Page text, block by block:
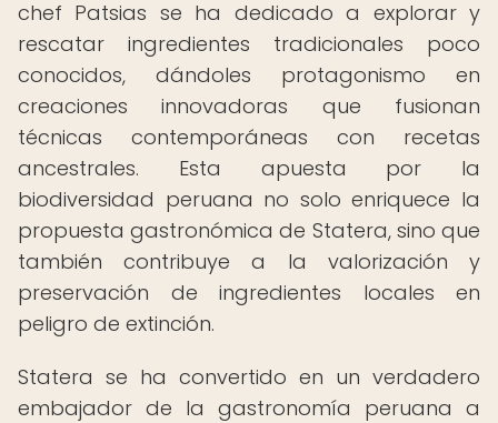
chef Patsias se ha dedicado a explorar y
rescatar ingredientes tradicionales poco
conocidos, dándoles protagonismo en
creaciones innovadoras que fusionan
técnicas contemporáneas con recetas
ancestrales. Esta apuesta por la
biodiversidad peruana no solo enriquece la
propuesta gastronómica de Statera, sino que
también contribuye a la valorización y
preservación de ingredientes locales en
peligro de extinción.
Statera se ha convertido en un verdadero
embajador de la gastronomía peruana a